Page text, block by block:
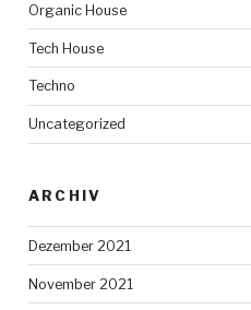
Organic House
Tech House
Techno
Uncategorized
ARCHIV
Dezember 2021
November 2021